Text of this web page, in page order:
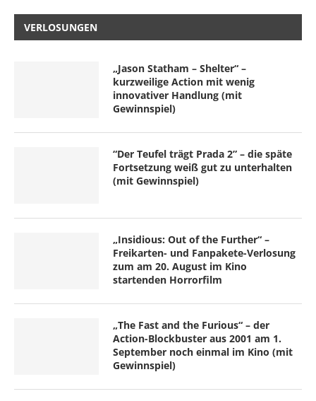
VERLOSUNGEN
„Jason Statham – Shelter“ –
kurzweilige Action mit wenig
innovativer Handlung (mit
Gewinnspiel)
“Der Teufel trägt Prada 2” – die späte
Fortsetzung weiß gut zu unterhalten
(mit Gewinnspiel)
„Insidious: Out of the Further“ –
Freikarten- und Fanpakete-Verlosung
zum am 20. August im Kino
startenden Horrorfilm
„The Fast and the Furious“ – der
Action-Blockbuster aus 2001 am 1.
September noch einmal im Kino (mit
Gewinnspiel)